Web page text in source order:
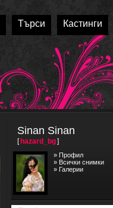
Търси Кастинги
Sinan Sinan
[ hazard_bg]
» Профил
» Всички снимки
» Галерии